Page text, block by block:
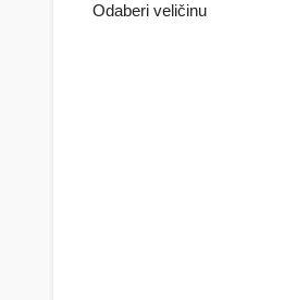
Odaberi veličinu